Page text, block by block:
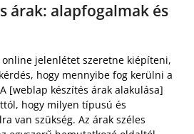
árak: alapfogalmak és
online jelenlétet szeretne kiépíteni,
hogy mennyibe fog kerülni a
[weblap készítés árak alakulása]
hogy milyen típusú és
van szükség. Az árak széles